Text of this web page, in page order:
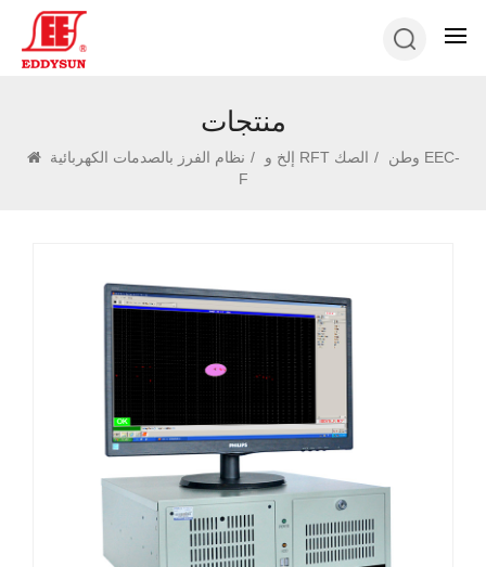
منتجات
وطن / إلخ و RFT الصك / نظام الفرز بالصدمات الكهربائية EEC-
F